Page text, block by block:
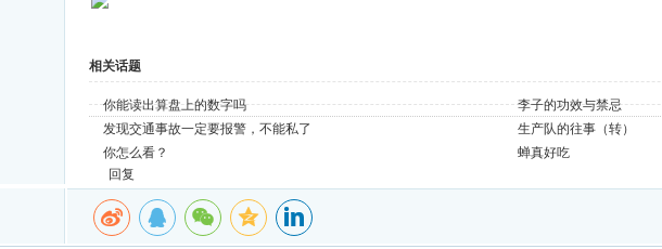
相关话题
你能读出算盘上的数字吗
李子的功效与禁忌
发现交通事故一定要报警，不能私了
生产队的往事（转）
你怎么看？
蝉真好吃
回复